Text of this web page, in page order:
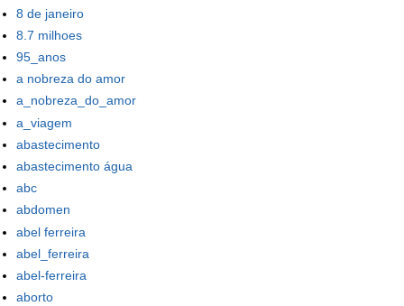
8 de janeiro
8.7 milhoes
95_anos
a nobreza do amor
a_nobreza_do_amor
a_viagem
abastecimento
abastecimento água
abc
abdomen
abel ferreira
abel_ferreira
abel-ferreira
aborto